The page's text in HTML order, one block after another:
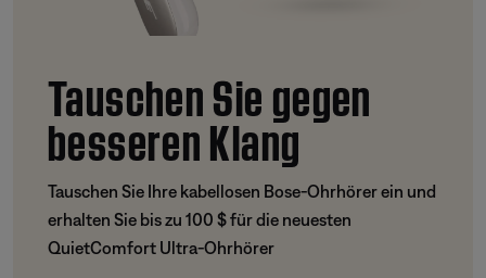
Tauschen Sie gegen
besseren Klang
Tauschen Sie Ihre kabellosen Bose-Ohrhörer ein und
erhalten Sie bis zu 100 $ für die neuesten
QuietComfort Ultra-Ohrhörer